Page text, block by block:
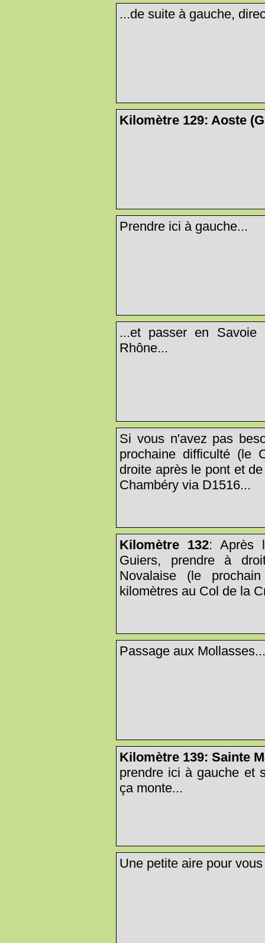
...de suite à gauche,
Kilomètre 129: Aoste
Prendre ici à gauche...
...et passer en
Rhône...
Si vous n'avez pas
prochaine difficulté (le
droite après le pont et
Chambéry via D1516...
Kilomètre 132: Après
Guiers, prendre à
Novalaise (le
kilomètres au Col de la
Passage aux
Kilomètre 139: Sainte
prendre ici à gauche et
ça monte...
Une petite aire pour